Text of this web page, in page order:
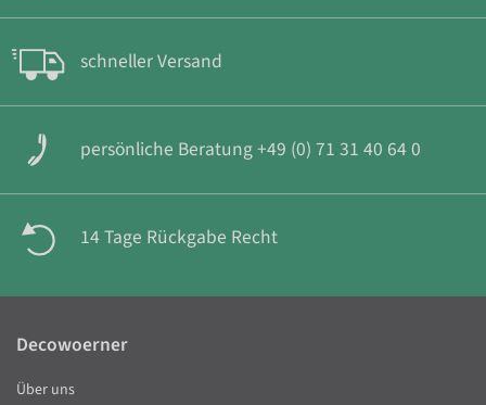
schneller Versand
persönliche Beratung +49 (0) 71 31 40 64 0
14 Tage Rückgabe Recht
Decowoerner
Über uns